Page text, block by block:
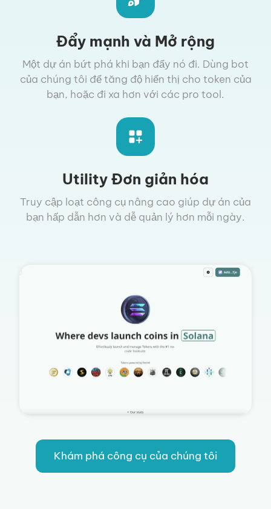
Đẩy mạnh và Mở rộng
Một dự án bứt phá khi bạn đẩy nó đi. Dùng bot
của chúng tôi để tăng độ hiển thị cho token của
bạn, hoặc đi xa hơn với các pro tool.
Utility Đơn giản hóa
Truy cập loạt công cụ nâng cao giúp dự án của
bạn hấp dẫn hơn và dễ quản lý hơn mỗi ngày.
Khám phá công cụ của chúng tôi